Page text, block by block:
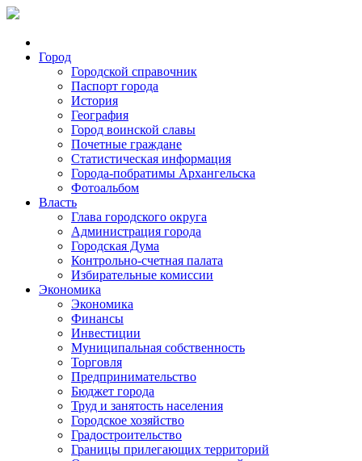
Город
Городской справочник
Паспорт города
История
География
Город воинской славы
Почетные граждане
Статистическая информация
Города-побратимы Архангельска
Фотоальбом
Власть
Глава городского округа
Администрация города
Городская Дума
Контрольно-счетная палата
Избирательные комиссии
Экономика
Экономика
Финансы
Инвестиции
Муниципальная собственность
Торговля
Предпринимательство
Бюджет города
Труд и занятость населения
Городское хозяйство
Градостроительство
Границы прилегающих территорий